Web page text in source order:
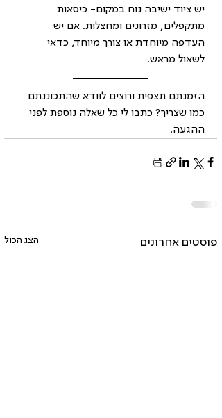
יש ציוד ישיבה נוח במקום- כיסאות
מתקפלים, מזרונים ומחצלות. אם יש
העדפה מיוחדת או צורך מיוחד, כדאי
לשאול מראש.
הזמנתם תצפית ורוצים לוודא שהתכוננתם
כמו שצריך? כתבו לי כל שאלה נוספת לפני
ההגעה.
פוסטים אחרונים הצג הכול